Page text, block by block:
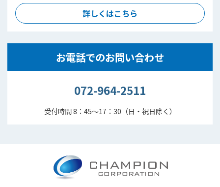
詳しくはこちら
お電話でのお問い合わせ
072-964-2511
受付時間 8：45～17：30（日・祝日除く）